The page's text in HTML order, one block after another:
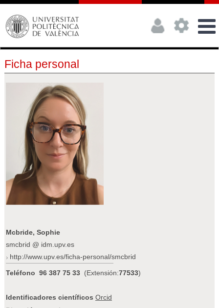
Ficha personal
Mcbride, Sophie
smcbrid @ idm.upv.es
http://www.upv.es/ficha-personal/smcbrid
Teléfono 96 387 75 33(Extensión:77533)
Identificadores científicos Orcid